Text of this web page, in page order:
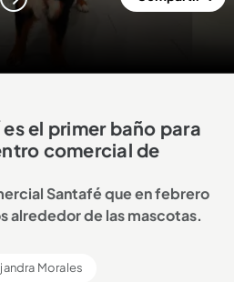
es el primer baño para
comercial de
Santafé que en febrero
alrededor de las mascotas.
Morales